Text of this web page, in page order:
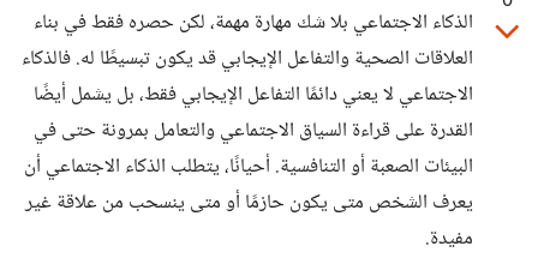
الذكاء الاجتماعي بلا شك مهارة مهمة، لكن حصره فقط في بناء
العلاقات الصحية والتفاعل الإيجابي قد يكون تبسيطًا له. فالذكاء
الاجتماعي لا يعني دائمًا التفاعل الإيجابي فقط، بل يشمل أيضًا
القدرة على قراءة السياق الاجتماعي والتعامل بمرونة حتى في
البيئات الصعبة أو التنافسية. أحيانًا، يتطلب الذكاء الاجتماعي أن
يعرف الشخص متى يكون حازمًا أو متى ينسحب من علاقة غير
مفيدة.